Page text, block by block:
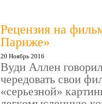
Рецензия на
Париже»
20 Ноябрь 2016
Вуди Аллен
чередовать свои
«серьезной»